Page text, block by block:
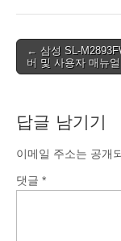
Post
navigation
← 삼성 SL-
버 및 사용자 매뉴얼
답글 남기기
이메일 주소는 공개
댓글 *